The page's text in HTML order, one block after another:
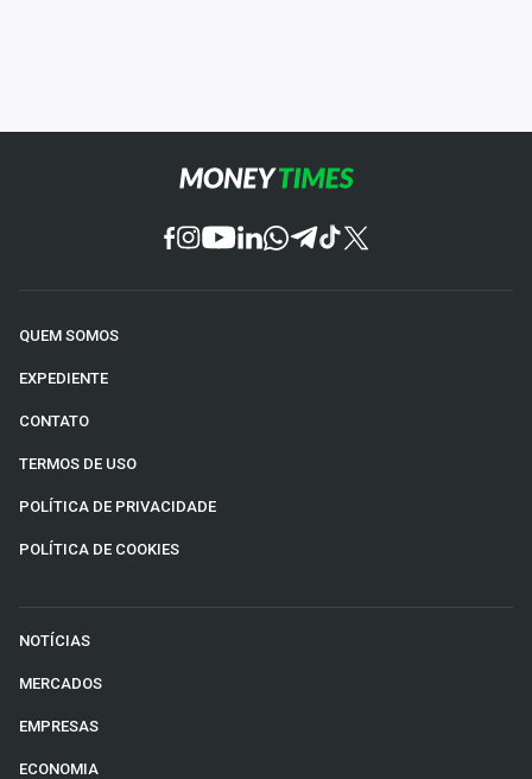
QUEM SOMOS
EXPEDIENTE
CONTATO
TERMOS DE USO
POLÍTICA DE PRIVACIDADE
POLÍTICA DE COOKIES
NOTÍCIAS
MERCADOS
EMPRESAS
ECONOMIA